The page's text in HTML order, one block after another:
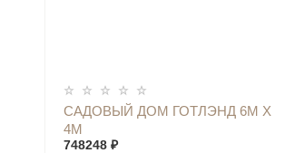
САДОВЫЙ ДОМ ГОТЛЭНД 6М Х
4М
748248 ₽
КУПИТЬ